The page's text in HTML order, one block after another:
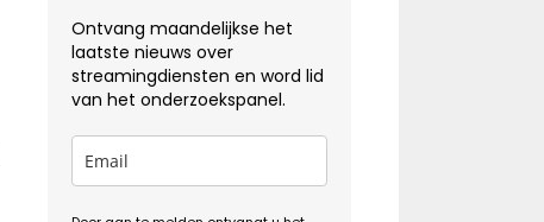
Ontvang maandelijkse het
laatste nieuws over
streamingdiensten en word lid
van het onderzoekspanel.